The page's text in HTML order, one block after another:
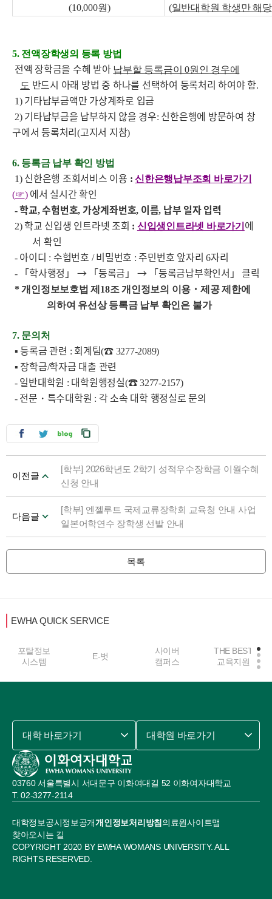
(10,000원)
(일반대학원 학생만 해당
5. 전액장학생의 등록 방법
전액 장학금을 수혜 받아 납부할 등록금이0원인 경우에
도 반드시 아래 방법 중 하나를 선택하여 등록처리 하여야 함.
1) 기타납부금액만 가상계좌로 입금
2) 기타납부금을 납부하지 않을 경우: 신한은행에 방문하여 창
구에서 등록처리(고지서 지참)
6. 등록금 납부 확인 방법
1) 신한은행 조회서비스 이용 :신한은행납부조회 바로가기
(☞) 에서 실시간 확인
-학교,수험번호, 가상계좌번호, 이름, 납부 일자 입력
2) 학교 신입생 인트라넷 조회 : 신입생인트라넷 바로가기 에
서 확인
- 아이디 : 수험번호 /비밀번호 :주민번호 앞자리6자리
- 「학사행정」 → 「등록금」 → 「등록금납부확인서」 클릭
*개인정보보호법 제 18조 개인정보의 이용・제공 제한에
의하여 유선상 등록금 납부 확인은 불가
7. 문의처
▪ 등록금 관련 : 회계팀(☎ 3277-2089)
▪ 장학금/학자금 대출 관련
- 일반대학원 : 대학원행정실(☎3277-2157)
- 전문・특수대학원 : 각 소속 대학 행정실로 문의
이전글
[학부] 2026학년도 2학기 성적우수장학금 이월수혜
신청 안내
다음글
[학부] 엔젤루트 국제교류장학회 교육청 안내 사업
일본어학연수 장학생 선발 안내
목록
EWHA QUICK SERVICE
포탈정보
시스템
E-벗
사이버
캠퍼스
THE BEST
교육지원
대학정보공시정보공개개인정보처리방침의료원사이트맵
찾아오시는 길
03760 서울특별시 서대문구 이화여대길 52 이화여자대학교
02-3277-2114
대학 바로가기 대학원 바로가기
COPYRIGHT 2020 BY EWHA WOMANS UNIVERSITY. ALL
RIGHTS RESERVED.